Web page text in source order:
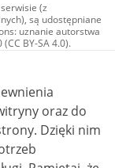
(z
są udostępniane
uznanie autorstwa
BY-SA 4.0).
materiały
licencji typu
użycie
4.0 (CC BY-
inaczej.
oraz do
nim